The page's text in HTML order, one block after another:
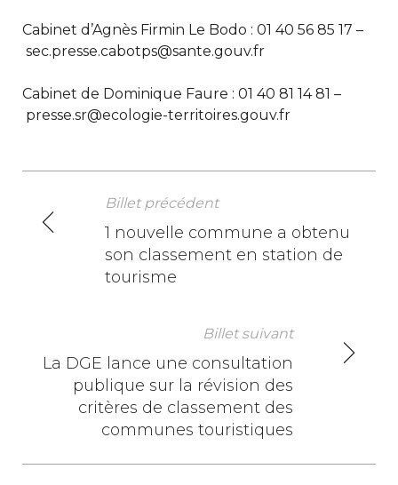
Cabinet d’Agnès Firmin Le Bodo : 01 40 56 85 17 –
sec.presse.cabotps@sante.gouv.fr
Cabinet de Dominique Faure : 01 40 81 14 81 –
presse.sr@ecologie-territoires.gouv.fr
N
Billet précédent
1 nouvelle commune a obtenu
son classement en station de
tourisme
Billet suivant
La DGE lance une consultation
publique sur la révision des
critères de classement des
communes touristiques